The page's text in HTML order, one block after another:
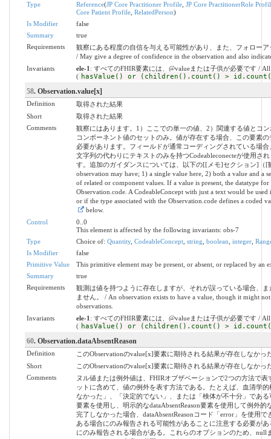
Type
Reference(JP Core Practitioner Profile, JP Core PractitionerRole
Core Patient Profile, RelatedPerson)
Is Modifier
false
Summary
true
Requirements
観察にある程度の自信を与える可能性があり、また、フォロー
/ May give a degree of confidence in the observation and also
Invariants
ele-1 : すべてのFHIR要素には、@valueまたは子供が必要です / All
( hasValue() or (children().count() >
58. Observation.value[x]
Definition
取得された結果
Short
取得された結果
Comments
観察にはあります。1）ここでの単一の値、2）関連する値とコ
コンポーネント値のセットのみ。値が存在する場合、この要素
必要があります。フィールドが通常コーディングされている場
文字列の代わりにテキストのみを持つCodeableconecteが使用さ
す。追加のガイダンスについては、以下の[[メモ]セクション]（[
observation may have; 1) a single value here, 2) both a value and a
of related or component values. If a value is present, the datatype
Observation.code. A CodeableConcept with just a text would be
or if the type associated with the Observation.code defines a coded
below.
Control
0..0
This element is affected by the following invariants: obs-7
Type
Choice of: Quantity, CodeableConcept, string boolean integer,
Is Modifier
false
Primitive Value
This primitive element may be present, or absent, or replaced by an
Summary
true
Requirements
観測は値を持つように存在しますが、それが誤っている場合、
ません。 / An observation exists to have a value, though it might
observations.
Invariants
ele-1 : すべてのFHIR要素には、@valueまたは子供が必要です / All
( hasValue() or (children().count() >
60. Observation.dataAbsentReason
Definition
このObservationのvalue[x]要素に期待される結果が存在しなかっ
Short
このObservationのvalue[x]要素に期待される結果が存在しなかっ
Comments
ヌル値または例外値は、FHIRオブザベーションで2つの方法で
ットに含めて、値の例外を表す方法である。たとえば、血清学
なかった」、「決定的でない」、または「検体が不十分」であ
要素を使用し、明示的なdataAbsentReason要素を使用して例外
完了しなかった場合、dataAbsentReasonコード「error」を使用
ある場合にのみ報告される可能性があることに注意する必要が
にのみ報告される場合がある。これらのオプションのため、